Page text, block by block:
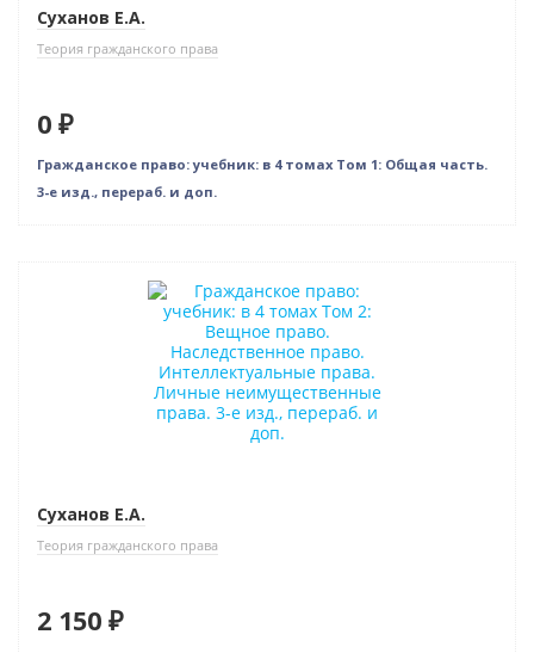
Суханов Е.А.
Теория гражданского права
0 ₽
Гражданское право: учебник: в 4 томах Том 1: Общая часть.
3-е изд., перераб. и доп.
Суханов Е.А.
Теория гражданского права
2 150 ₽